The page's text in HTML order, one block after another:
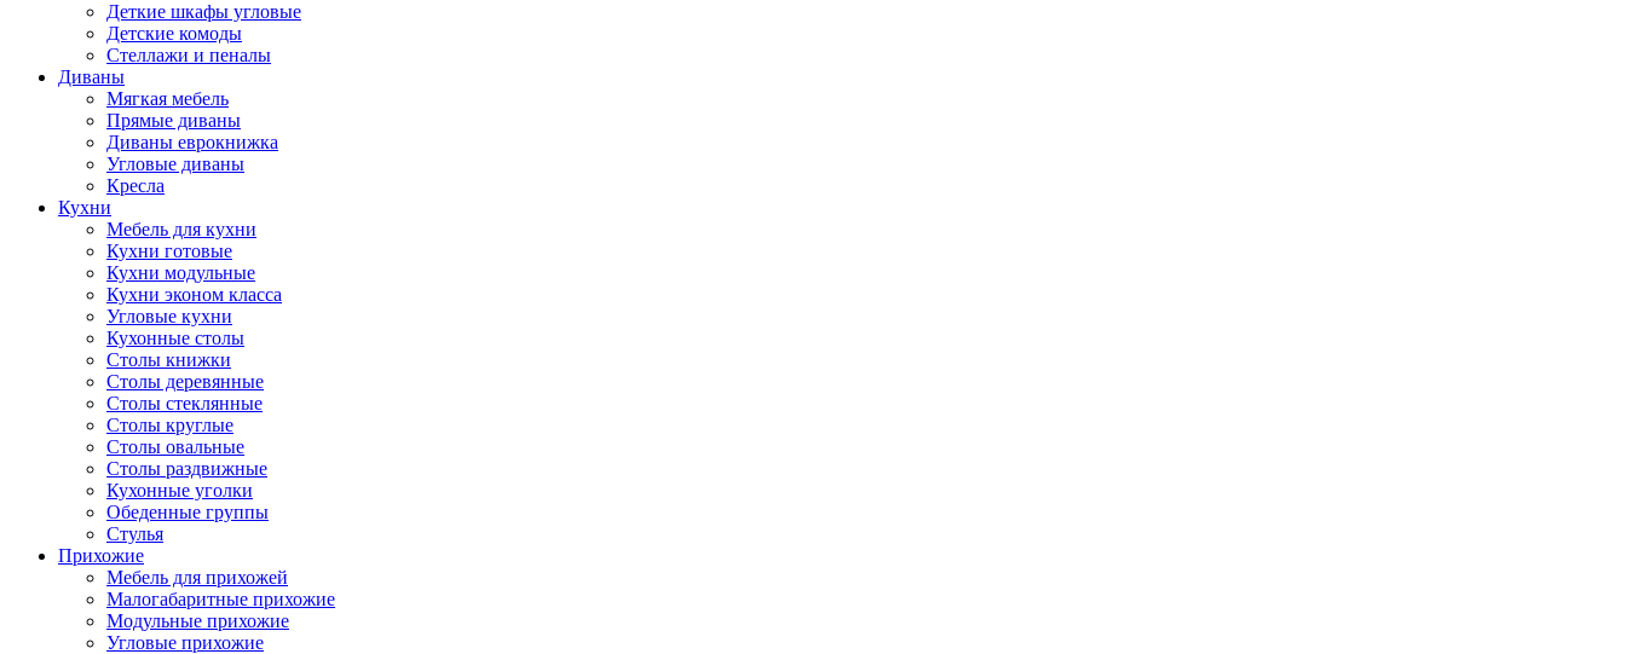
Деткие шкафы угловые
Детские комоды
Стеллажи и пеналы
Диваны
Мягкая мебель
Прямые диваны
Диваны еврокнижка
Угловые диваны
Кресла
Кухни
Мебель для кухни
Кухни готовые
Кухни модульные
Кухни эконом класса
Угловые кухни
Кухонные столы
Столы книжки
Столы деревянные
Столы стеклянные
Столы круглые
Столы овальные
Столы раздвижные
Кухонные уголки
Обеденные группы
Стулья
Прихожие
Мебель для прихожей
Малогабаритные прихожие
Модульные прихожие
Угловые прихожие